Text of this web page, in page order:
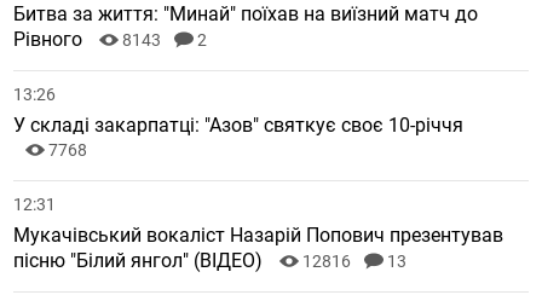
Битва за життя: "Минай" поїхав на виїзний матч до
Рівного
8143 2
13:26
У складі закарпатці: "Азов" святкує своє 10-річчя
7768
12:31
Мукачівський вокаліст Назарій Попович презентував
пісню "Білий янгол" (ВІДЕО)
12816 13